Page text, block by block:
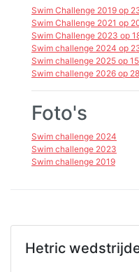
Swim Challenge 2019 op
Swim Challenge 2021 op
Swim Challenge 2023 op
Swim challenge 2024 op
Swim challenge 2025 op
Swim challenge 2026 op
Foto's
Swim challenge 2024
Swim challenge 2023
Swim challenge 2019
Hetric